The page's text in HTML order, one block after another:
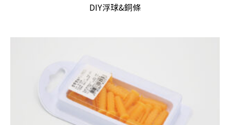
DIY浮球&銅條